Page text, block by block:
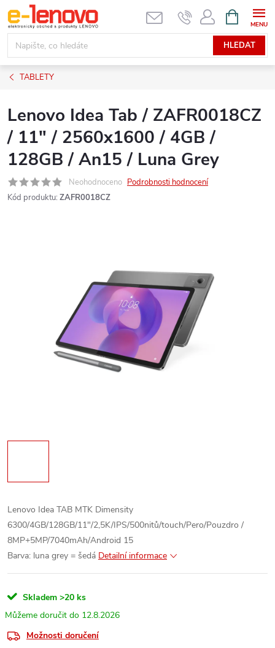
Přejít
na
obsah
HLEDAT
NÁKUPNÍ
KOŠÍK
TABLETY
Lenovo Idea Tab / ZAFR0018CZ
/ 11" / 2560x1600 / 4GB /
128GB / An15 / Luna Grey
Neohodnoceno Podrobnosti hodnocení
Kód produktu: ZAFR0018CZ
Lenovo Idea TAB MTK Dimensity
6300/4GB/128GB/11"/2,5K/IPS/500nitů/touch/Pero/Pouzdro /
8MP+5MP/7040mAh/Android 15
Barva: luna grey = šedá Detailní informace
Skladem >20 ks
12.8.2026
Možnosti doručení